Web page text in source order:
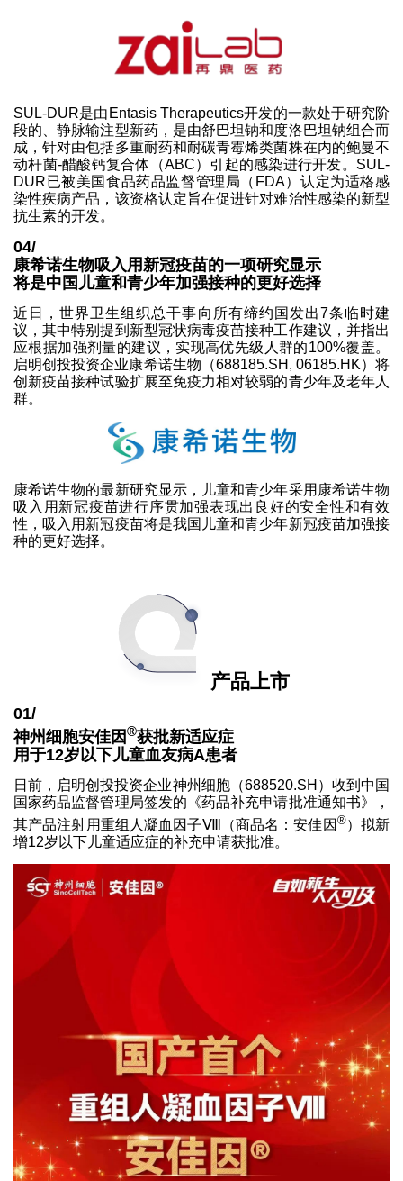
SUL-DUR是由Entasis Therapeutics开发的一款处于研究阶
段的、静脉输注型新药，是由舒巴坦钠和度洛巴坦钠组合而
成，针对由包括多重耐药和耐碳青霉烯类菌株在内的鲍曼不
动杆菌-醋酸钙复合体（ABC）引起的感染进行开发。SUL-
DUR已被美国食品药品监督管理局（FDA）认定为适格感
染性疾病产品，该资格认定旨在促进针对难治性感染的新型
抗生素的开发。
04/
康希诺生物吸入用新冠疫苗的一项研究显示
将是中国儿童和青少年加强接种的更好选择
近日，世界卫生组织总干事向所有缔约国发出7条临时建
议，其中特别提到新型冠状病毒疫苗接种工作建议，并指出
应根据加强剂量的建议，实现高优先级人群的100%覆盖。
启明创投投资企业康希诺生物（688185.SH, 06185.HK）将
创新疫苗接种试验扩展至免疫力相对较弱的青少年及老年人
群。
康希诺生物的最新研究显示，儿童和青少年采用康希诺生物
吸入用新冠疫苗进行序贯加强表现出良好的安全性和有效
性，吸入用新冠疫苗将是我国儿童和青少年新冠疫苗加强接
种的更好选择。
产品上市
01/
神州细胞安佳因®获批新适应症
用于12岁以下儿童血友病A患者
日前，启明创投投资企业神州细胞（688520.SH）收到中国
国家药品监督管理局签发的《药品补充申请批准通知书》，
其产品注射用重组人凝血因子Ⅷ（商品名：安佳因 ®）拟新
增12岁以下儿童适应症的补充申请获批准。